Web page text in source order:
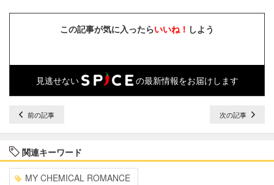
この記事が気に入ったらいいね！ しよう
見逃せない の最新情報をお届けします
前の記事 次の記事
関連キーワード
MY CHEMICAL ROMANCE